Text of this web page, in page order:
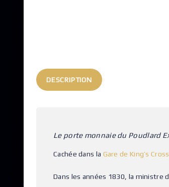
DESCRIPTION
Le porte monnaie du Poudlard
Cachée dans la Gare de King’s Cross
Dans les années 1830, la ministre